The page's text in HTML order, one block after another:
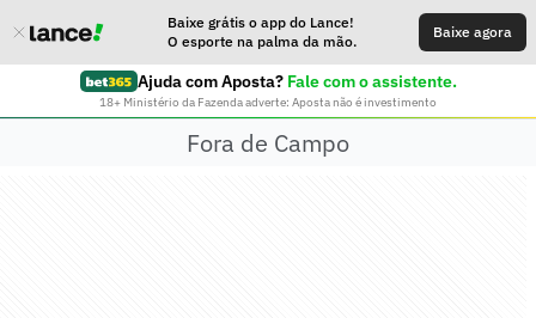
Baixe grátis o app do Lance!
O esporte na palma da mão.
Baixe agora
Ajuda com Aposta? Fale com o assistente.
18+ Ministério da Fazenda adverte: Aposta não é investimento
Fora de Campo